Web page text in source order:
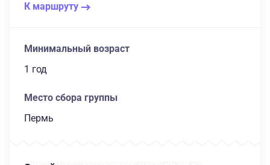
К маршруту
Минимальный возраст
1 год
Место сбора группы
Пермь